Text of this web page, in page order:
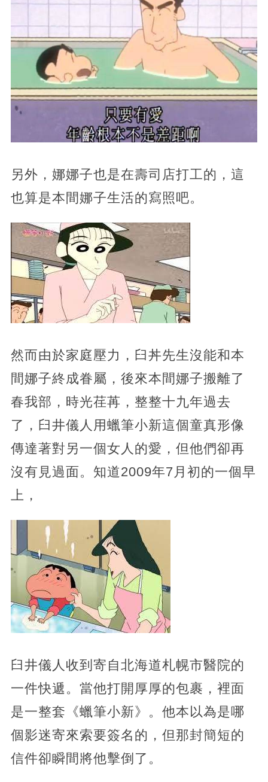
另外，娜娜子也是在壽司店打工的，這
也算是本間娜子生活的寫照吧。
然而由於家庭壓力，臼丼先生沒能和本
間娜子終成眷屬，後來本間娜子搬離了
春我部，時光荏苒，整整十九年過去
了，臼井儀人用蠟筆小新這個童真形像
傳達著對另一個女人的愛，但他們卻再
沒有見過面。知道2009年7月初的一個早
上，
臼井儀人收到寄自北海道札幌市醫院的
一件快遞。當他打開厚厚的包裹，裡面
是一整套《蠟筆小新》。他本以為是哪
個影迷寄來索要簽名的，但那封簡短的
信件卻瞬間將他擊倒了。